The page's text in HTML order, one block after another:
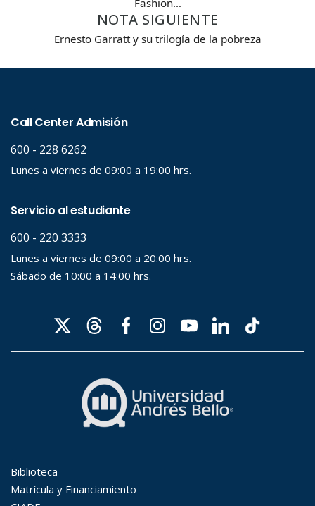
NOTA SIGUIENTE
Ernesto Garratt y su trilogía de la pobreza
Palabra clave
Hasta...